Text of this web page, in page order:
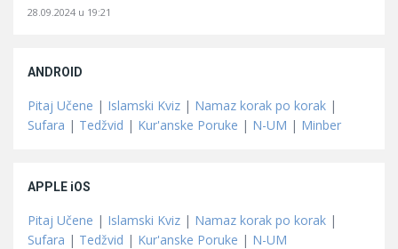
28.09.2024 u 19:21
ANDROID
Pitaj Učene | Islamski Kviz | Namaz korak po korak |
Sufara | Tedžvid | Kur'anske Poruke | N-UM | Minber
APPLE iOS
Pitaj Učene | Islamski Kviz | Namaz korak po korak |
Sufara | Tedžvid | Kur'anske Poruke | N-UM